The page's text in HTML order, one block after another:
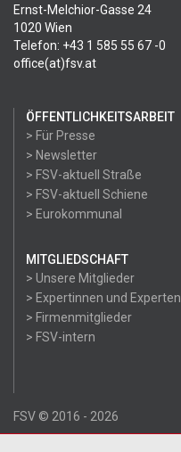
Ernst-Melchior-Gasse 24
1020 Wien
Telefon: +43 1 585 55 67 -0
office(at)fsv.at
ÖFFENTLICHKEITSARBEIT
> Für Presse
> Newsletter
> FSV-aktuell Straße
> FSV-aktuell Schiene
> Eurokommunal
MITGLIEDSCHAFT
> Unsere Mitglieder
> Expertinnen und Experten
> Firmenmitglieder
> FSV-intern
FSV © 2016 - 2026